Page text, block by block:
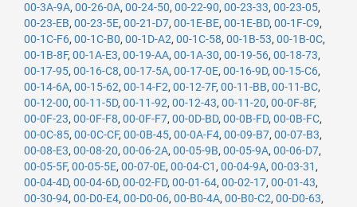
00-3A-9A, 00-26-0A, 00-24-50, 00-22-90, 00-23-33, 00-23-05,
00-23-EB, 00-23-5E, 00-21-D7, 00-1E-BE, 00-1E-BD, 00-1F-C9,
00-1C-F6, 00-1C-B0, 00-1D-A2, 00-1C-58, 00-1B-53, 00-1B-0C,
00-1B-8F, 00-1A-E3, 00-19-AA, 00-1A-30, 00-19-56, 00-18-73,
00-17-95, 00-16-C8, 00-17-5A, 00-17-0E, 00-16-9D, 00-15-C6,
00-14-6A, 00-15-62, 00-14-F2, 00-12-7F, 00-11-BB, 00-11-BC,
00-12-00, 00-11-5D, 00-11-92, 00-12-43, 00-11-20, 00-0F-8F,
00-0F-23, 00-0F-F8, 00-0F-F7, 00-0D-BD, 00-0B-FD, 00-0B-FC,
00-0C-85, 00-0C-CF, 00-0B-45, 00-0A-F4, 00-09-B7, 00-07-B3,
00-08-E3, 00-08-20, 00-06-2A, 00-05-9B, 00-05-9A, 00-06-D7,
00-05-5F, 00-05-5E, 00-07-0E, 00-04-C1 , 00-04-9A, 00-03-31 ,
00-04-4D, 00-04-6D, 00-02-FD, 00-01-64, 00-02-17, 00-01-43,
00-30-94, 00-D0-E4, 00-D0-06, 00-B0-4A, 00-B0-C2, 00-D0-63,